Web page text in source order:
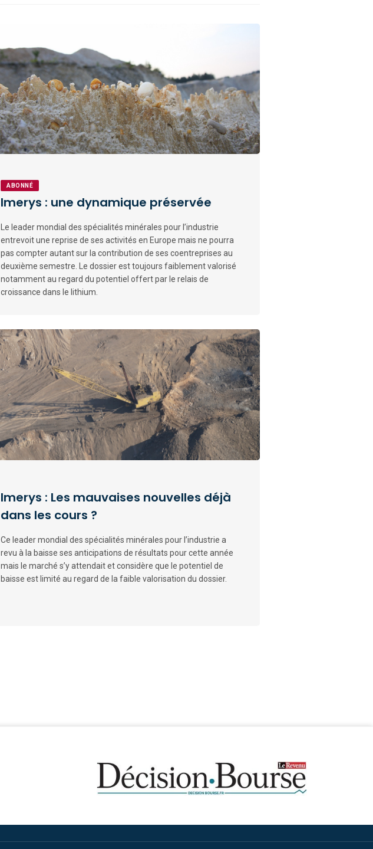
ABONNÉ
Imerys : une dynamique préservée
Le leader mondial des spécialités minérales pour l’industrie
entrevoit une reprise de ses activités en Europe mais ne pourra
pas compter autant sur la contribution de ses coentreprises au
deuxième semestre. Le dossier est toujours faiblement valorisé
notamment au regard du potentiel offert par le relais de
croissance dans le lithium.
Imerys : Les mauvaises nouvelles déjà
dans les cours ?
Ce leader mondial des spécialités minérales pour l’industrie a
revu à la baisse ses anticipations de résultats pour cette année
mais le marché s’y attendait et considère que le potentiel de
baisse est limité au regard de la faible valorisation du dossier.